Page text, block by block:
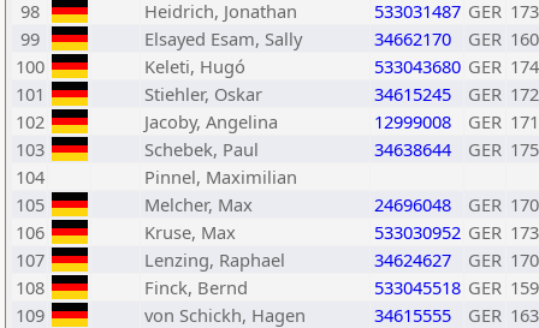
98
Heidrich, Jonathan 533031487 GER
99
Elsayed Esam, Sally 34662170 GER
100
Keleti, Hugó 533043680 GER
101
Stiehler, Oskar 34615245 GER
102
Jacoby, Angelina 12999008 GER
103
Schebek, Paul 34638644 GER
104
Pinnel, Maximilian
105
Melcher, Max 24696048 GER
106
Kruse, Max 533030952 GER
107
Lenzing, Raphael 34624627 GER
108
Finck, Bernd 533045518 GER
109
von Schickh, Hagen 34615555 GER